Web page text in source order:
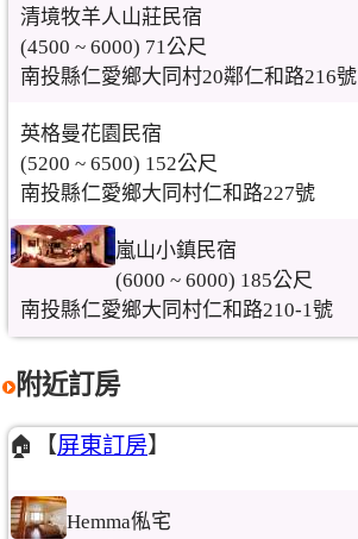
清境牧羊人山莊民宿
(4500 ~ 6000) 71公尺
南投縣仁愛鄉大同村20鄰仁和路216號
英格曼花園民宿
(5200 ~ 6500) 152公尺
南投縣仁愛鄉大同村仁和路227號
嵐山小鎮民宿
(6000 ~ 6000) 185公尺
南投縣仁愛鄉大同村仁和路210-1號
附近訂房
🏠【屏東訂房】
Hemma俬宅